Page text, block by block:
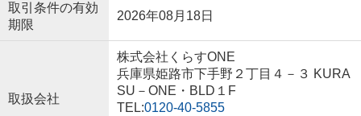
取引条件の有効
期限
2026年08月18日
取扱会社
株式会社くらすONE
兵庫県姫路市下手野２丁目４－３ KURA
SU－ONE・BLD１F
TEL:0120-40-5855